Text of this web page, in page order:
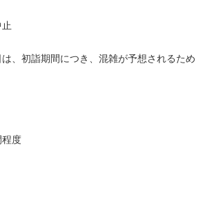
は、初詣期間につき、混雑が予想されるため
程度